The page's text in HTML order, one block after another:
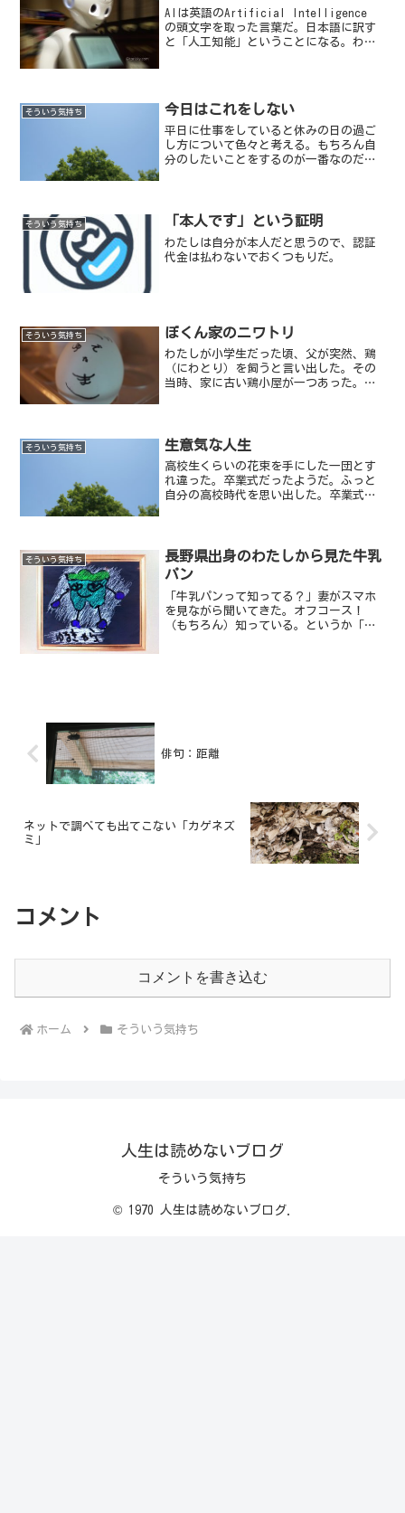
AIは英語のArtificial Intelligence
の頭文字を取った言葉だ。日本語に訳す
と「人工知能」ということになる。わた
そういう気持ち 今日はこれをしない
平日に仕事をしていると休みの日の過ご
し方について色々と考える。もちろん自
分のしたいことをするのが一番なのだ
そういう気持ち 「本人です」という証明
わたしは自分が本人だと思うので、認証
代金は払わないでおくつもりだ。
そういう気持ち ぼくん家のニワトリ
わたしが小学生だった頃、父が突然、鶏
（にわとり）を飼うと言い出した。その
当時、家に古い鶏小屋が一つあった。小
た。
そういう気持ち 生意気な人生
高校生くらいの花束を手にした一団とす
れ違った。卒業式だったようだ。ふっと
自分の高校時代を思い出した。卒業式の
そういう気持ち
長野県出身のわたしから見た牛乳
パン
「牛乳パンって知ってる？」妻がスマホ
を見ながら聞いてきた。オフコース！
（もちろん）知っている。というか「子
俳句：距離
ネットで調べても出てこない「カゲネズ
ミ」
コメント
コメントを書き込む
ホーム そういう気持ち
人生は読めないブログ
そういう気持ち
© 1970 人生は読めないブログ.